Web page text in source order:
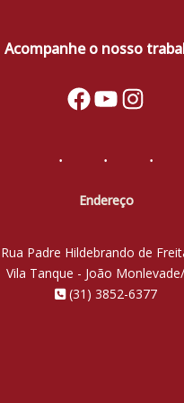
Acompanhe o nosso
Facebook
YouTube
Endereço
Rua Padre Hildebrando de
Vila Tanque - João
(31) 3852-6377